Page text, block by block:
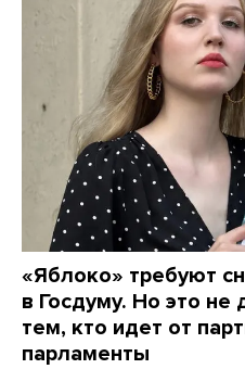
«Яблоко» требуют
в Госдуму. Но это
тем, кто идет от
парламенты